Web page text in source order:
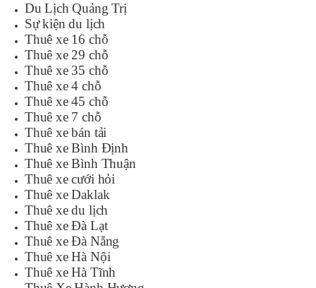
Du Lịch Quảng Trị
Sự kiện du lịch
Thuê xe 16 chỗ
Thuê xe 29 chỗ
Thuê xe 35 chỗ
Thuê xe 4 chỗ
Thuê xe 45 chỗ
Thuê xe 7 chỗ
Thuê xe bán tải
Thuê xe Bình Định
Thuê xe Bình Thuận
Thuê xe cưới hỏi
Thuê xe Daklak
Thuê xe du lịch
Thuê xe Đà Lạt
Thuê xe Đà Nẵng
Thuê xe Hà Nội
Thuê xe Hà Tĩnh